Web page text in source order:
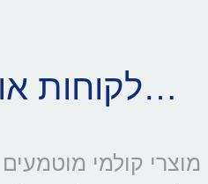
לקוחות אומרים עלינו…